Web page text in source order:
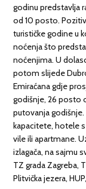
godinu predstavlja
od 10 posto.
turističke godine u
noćenja što
noćenjima. U
potom slijede
Emiraćana gdje
godišnje, 26 posto
putovanja
kapacitete, hotele
vile ili apartmane.
izlagača, na sajmu
TZ grada Zagreba,
Plitvička jezera,